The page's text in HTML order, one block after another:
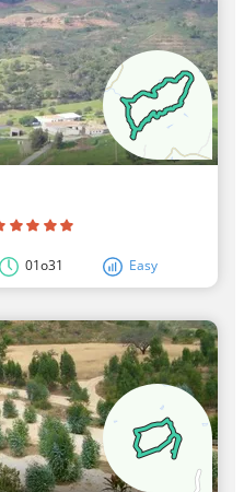
01o31 Easy